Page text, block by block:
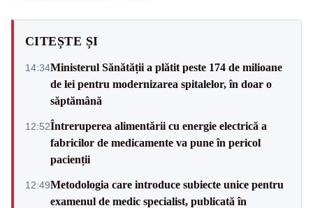
CITEȘTE ȘI
14:34Ministerul Sănătății a plătit peste 174 de milioane
de lei pentru modernizarea spitalelor, în doar o
săptămână
12:52Întreruperea alimentării cu energie electrică a
fabricilor de medicamente va pune în pericol
pacienții
12:49Metodologia care introduce subiecte unice pentru
examenul de medic specialist, publicată în